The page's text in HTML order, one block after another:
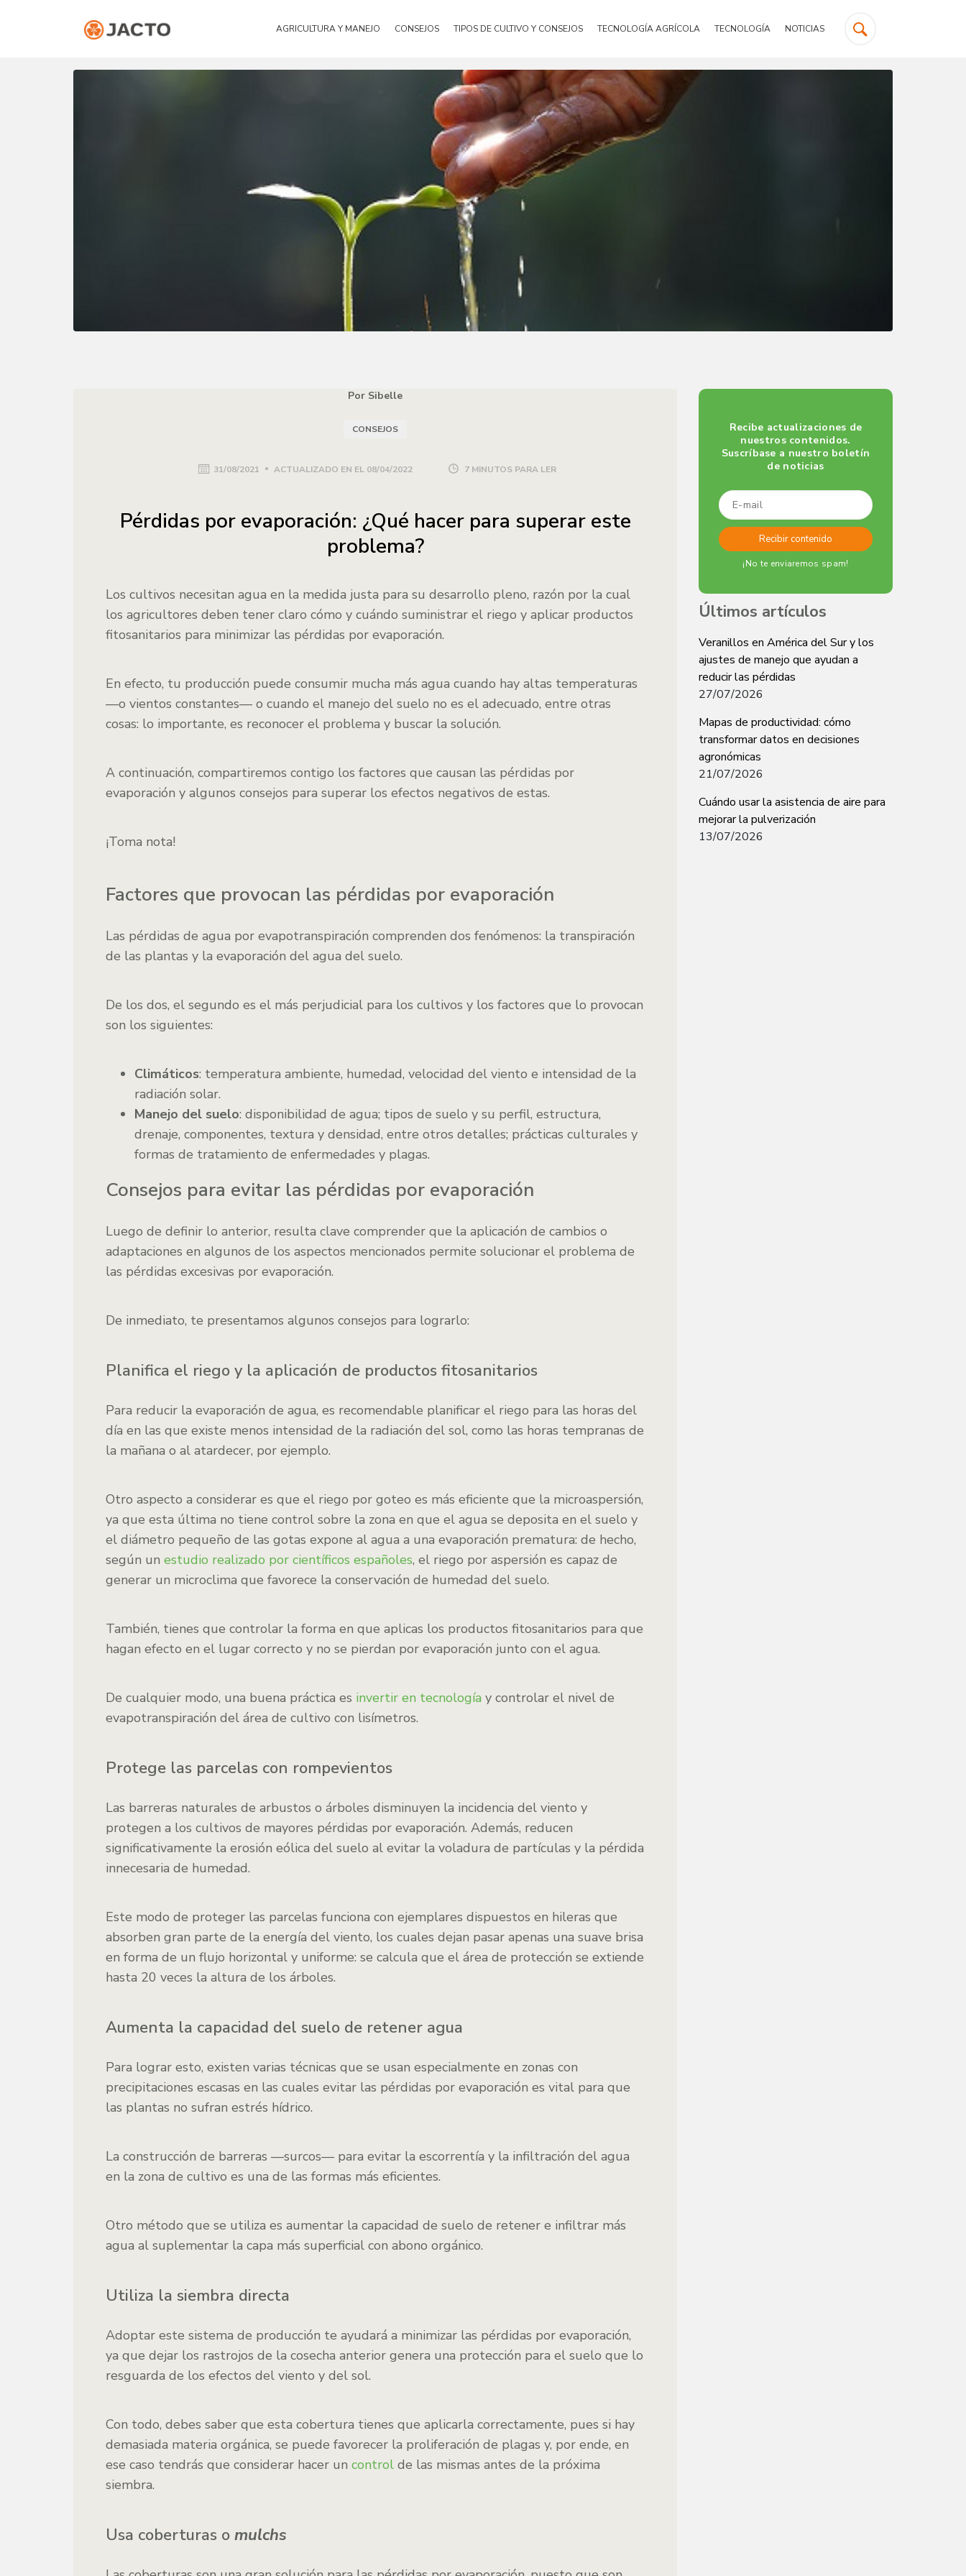
AGRICULTURA Y MANEJO CONSEJOS TIPOS DE CULTIVO Y CONSEJOS TECNOLOGÍA AGRÍCOLA TECNOLOGÍA NOTICIAS
Por Sibelle
CONSEJOS
31/08/2021 ACTUALIZADO EN EL 08/04/2022 7 MINUTOS PARA LER
Pérdidas por evaporación: ¿Qué hacer para superar este
problema?
Los cultivos necesitan agua en la medida justa para su desarrollo pleno, razón por la cual
los agricultores deben tener claro cómo y cuándo suministrar el riego y aplicar productos
fitosanitarios para minimizar las pérdidas por evaporación.
En efecto, tu producción puede consumir mucha más agua cuando hay altas temperaturas
—o vientos constantes— o cuando el manejo del suelo no es el adecuado, entre otras
cosas: lo importante, es reconocer el problema y buscar la solución.
A continuación, compartiremos contigo los factores que causan las pérdidas por
evaporación y algunos consejos para superar los efectos negativos de estas.
¡Toma nota!
Factores que provocan las pérdidas por evaporación
Las pérdidas de agua por evapotranspiración comprenden dos fenómenos: la transpiración
de las plantas y la evaporación del agua del suelo.
De los dos, el segundo es el más perjudicial para los cultivos y los factores que lo provocan
son los siguientes:
Climáticos: temperatura ambiente, humedad, velocidad del viento e intensidad de la
radiación solar.
Manejo del suelo: disponibilidad de agua; tipos de suelo y su perfil, estructura,
drenaje, componentes, textura y densidad, entre otros detalles; prácticas culturales y
formas de tratamiento de enfermedades y plagas.
Consejos para evitar las pérdidas por evaporación
Luego de definir lo anterior, resulta clave comprender que la aplicación de cambios o
adaptaciones en algunos de los aspectos mencionados permite solucionar el problema de
las pérdidas excesivas por evaporación.
De inmediato, te presentamos algunos consejos para lograrlo:
Planifica el riego y la aplicación de productos fitosanitarios
Para reducir la evaporación de agua, es recomendable planificar el riego para las horas del
día en las que existe menos intensidad de la radiación del sol, como las horas tempranas de
la mañana o al atardecer, por ejemplo.
Otro aspecto a considerar es que el riego por goteo es más eficiente que la microaspersión,
ya que esta última no tiene control sobre la zona en que el agua se deposita en el suelo y
el diámetro pequeño de las gotas expone al agua a una evaporación prematura: de hecho,
según un estudio realizado por científicos españoles, el riego por aspersión es capaz de
generar un microclima que favorece la conservación de humedad del suelo.
También, tienes que controlar la forma en que aplicas los productos fitosanitarios para que
hagan efecto en el lugar correcto y no se pierdan por evaporación junto con el agua.
De cualquier modo, una buena práctica es invertir en tecnología y controlar el nivel de
evapotranspiración del área de cultivo con lisímetros.
Protege las parcelas con rompevientos
Las barreras naturales de arbustos o árboles disminuyen la incidencia del viento y
protegen a los cultivos de mayores pérdidas por evaporación. Además, reducen
significativamente la erosión eólica del suelo al evitar la voladura de partículas y la pérdida
innecesaria de humedad.
Este modo de proteger las parcelas funciona con ejemplares dispuestos en hileras que
absorben gran parte de la energía del viento, los cuales dejan pasar apenas una suave brisa
en forma de un flujo horizontal y uniforme: se calcula que el área de protección se extiende
hasta 20 veces la altura de los árboles.
Aumenta la capacidad del suelo de retener agua
Para lograr esto, existen varias técnicas que se usan especialmente en zonas con
precipitaciones escasas en las cuales evitar las pérdidas por evaporación es vital para que
las plantas no sufran estrés hídrico.
La construcción de barreras —surcos— para evitar la escorrentía y la infiltración del agua
en la zona de cultivo es una de las formas más eficientes.
Otro método que se utiliza es aumentar la capacidad de suelo de retener e infiltrar más
agua al suplementar la capa más superficial con abono orgánico.
Utiliza la siembra directa
Adoptar este sistema de producción te ayudará a minimizar las pérdidas por evaporación,
ya que dejar los rastrojos de la cosecha anterior genera una protección para el suelo que lo
resguarda de los efectos del viento y del sol.
Con todo, debes saber que esta cobertura tienes que aplicarla correctamente, pues si hay
demasiada materia orgánica, se puede favorecer la proliferación de plagas y, por ende, en
ese caso tendrás que considerar hacer un control de las mismas antes de la próxima
siembra.
Usa coberturas o mulchs
Recibe actualizaciones de
nuestros contenidos.
Suscríbase a nuestro boletín
de noticias
¡No te enviaremos spam!
Últimos artículos
Veranillos en América del Sur y los
ajustes de manejo que ayudan a
reducir las pérdidas
27/07/2026
Mapas de productividad: cómo
transformar datos en decisiones
agronómicas
21/07/2026
Cuándo usar la asistencia de aire para
mejorar la pulverización
13/07/2026